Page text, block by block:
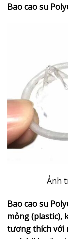
Bao cao su
Ảnh
Bao cao su
mỏng (plastic),
tương thích với